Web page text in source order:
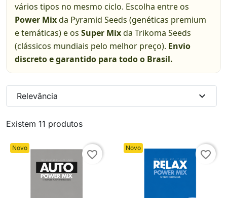
vários tipos no mesmo ciclo. Escolha entre os
Power Mixda Pyramid Seeds (genéticas premium
e temáticas) e os Super Mixda Trikoma Seeds
(clássicos mundiais pelo melhor preço). Envio
discreto e garantido para todo o Brasil.
Existem 11 produtos
Relevância expand_more
Novo
favorite_border
Novo
favorite_border